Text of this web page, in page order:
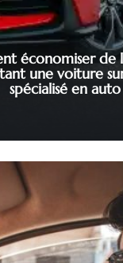
économiser de
une voiture
spécialisé en auto